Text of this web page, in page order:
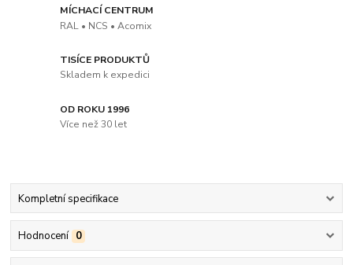
MÍCHACÍ CENTRUM
RAL • NCS • Acomix
TISÍCE PRODUKTŮ
Skladem k expedici
OD ROKU 1996
Více než 30 let
Kompletní specifikace
Hodnocení 0